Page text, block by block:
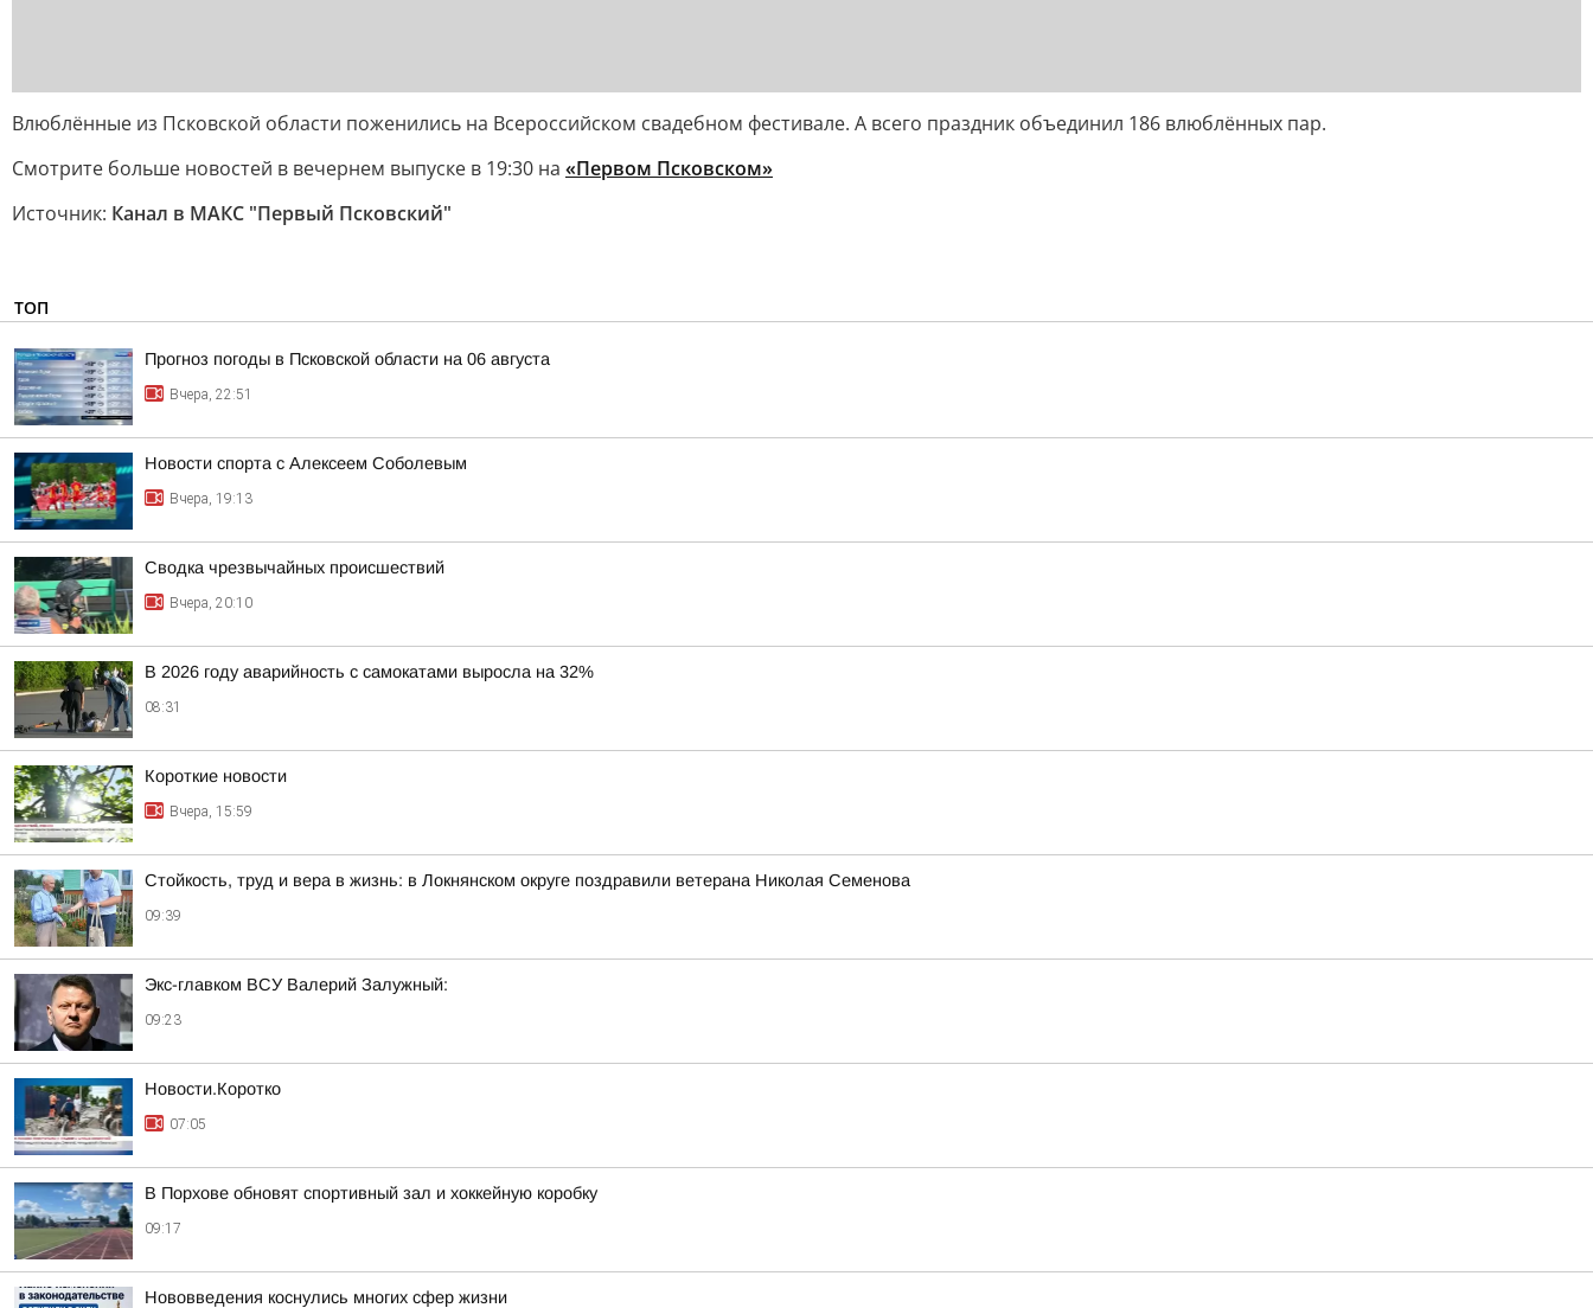
Влюблённые из Псковской области поженились на Всероссийском свадебном фестивале. А всего праздник объединил 186 влюблённых пар.
Смотрите больше новостей в вечернем выпуске в 19:30 на «Первом Псковском»
Источник: Канал в МАКС "Первый Псковский"
ТОП
Прогноз погоды в Псковской области на 06 августа
Вчера, 22:51
Новости спорта с Алексеем Соболевым
Вчера, 19:13
Сводка чрезвычайных происшествий
Вчера, 20:10
В 2026 году аварийность с самокатами выросла на 32%
08:31
Короткие новости
Вчера, 15:59
Стойкость, труд и вера в жизнь: в Локнянском округе поздравили ветерана Николая Семенова
09:39
Экс-главком ВСУ Валерий Залужный:
09:23
Новости.Коротко
07:05
В Порхове обновят спортивный зал и хоккейную коробку
09:17
Нововведения коснулись многих сфер жизни